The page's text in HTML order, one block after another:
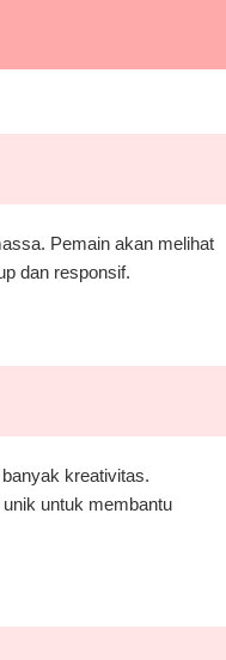
Pemain akan melihat
dan responsif.
kreativitas.
untuk membantu